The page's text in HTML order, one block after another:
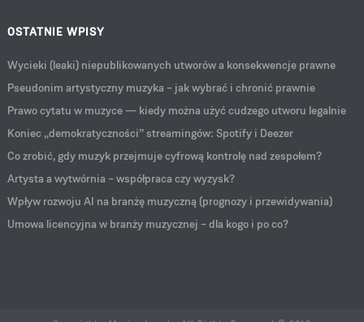
OSTATNIE WPISY
Wycieki (leaki) niepublikowanych utworów a konsekwencje prawne
Pseudonim artystyczny muzyka – jak wybrać i chronić prawnie
Prawo cytatu w muzyce — kiedy można użyć cudzego utworu legalnie
Koniec „demokratyczności” streamingów: Spotify i Deezer
Co zrobić, gdy muzyk przejmuje cyfrową kontrolę nad zespołem?
Artysta a wytwórnia – współpraca czy wyzysk?
Wpływ rozwoju AI na branżę muzyczną (prognozy i przewidywania)
Umowa licencyjna w branży muzycznej – dla kogo i po co?